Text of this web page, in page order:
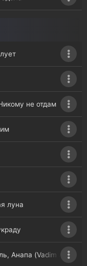
не отдам
луна
Анапа (Vadim